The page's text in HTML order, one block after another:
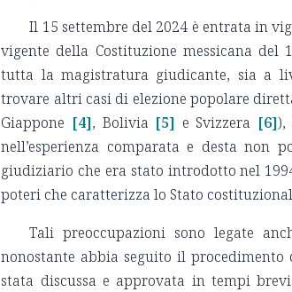
Il 15 settembre del 2024 è entrata in
vigente della Costituzione messicana del
tutta la magistratura giudicante, sia a
trovare altri casi di elezione popolare
Giappone [4], Bolivia [5] e Svizzera [6]),
nell’esperienza comparata e desta non
giudiziario che era stato introdotto nel
poteri che caratterizza lo Stato
Tali preoccupazioni sono legate
nonostante abbia seguito il
stata discussa e approvata in tempi